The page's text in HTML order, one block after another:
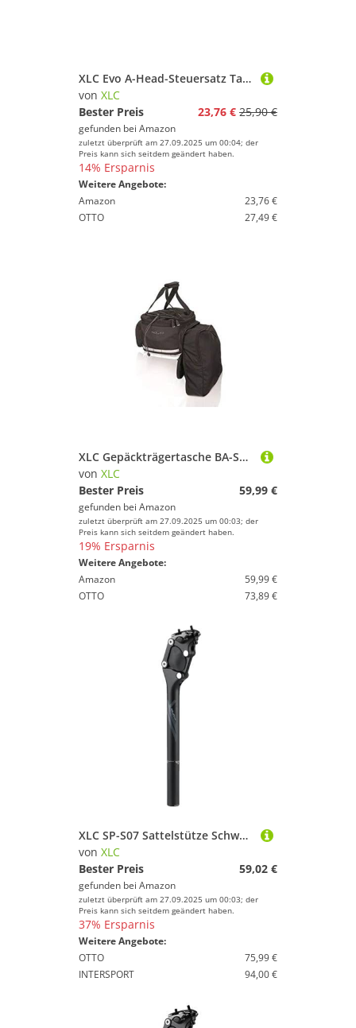
XLC Evo A-Head-Steuersatz Taper. HS-AI16 Ø28,6/40/44-55mm, semi integriert, Schwarz
von XLC
Bester Preis
23,76 € 25,90 €
gefunden bei Amazon
zuletzt überprüft am 27.09.2025 um 00:04; der
Preis kann sich seitdem geändert haben.
14% Ersparnis
Weitere Angebote:
Amazon
23,76 €
OTTO
27,49 €
XLC Gepäckträgertasche BA-S64 - Ideale Begleitung für ausgedehnte Fahrradtouren - schwarz/anthrazit, One Size
von XLC
Bester Preis
59,99 €
gefunden bei Amazon
zuletzt überprüft am 27.09.2025 um 00:03; der
Preis kann sich seitdem geändert haben.
19% Ersparnis
Weitere Angebote:
Amazon
59,99 €
OTTO
73,89 €
XLC SP-S07 Sattelstütze Schwarz 31.6mm, 350mm
von XLC
Bester Preis
59,02 €
gefunden bei Amazon
zuletzt überprüft am 27.09.2025 um 00:03; der
Preis kann sich seitdem geändert haben.
37% Ersparnis
Weitere Angebote:
OTTO
75,99 €
INTERSPORT
94,00 €